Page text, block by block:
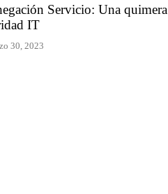
Servicio: Una quimera
IT
30, 2023